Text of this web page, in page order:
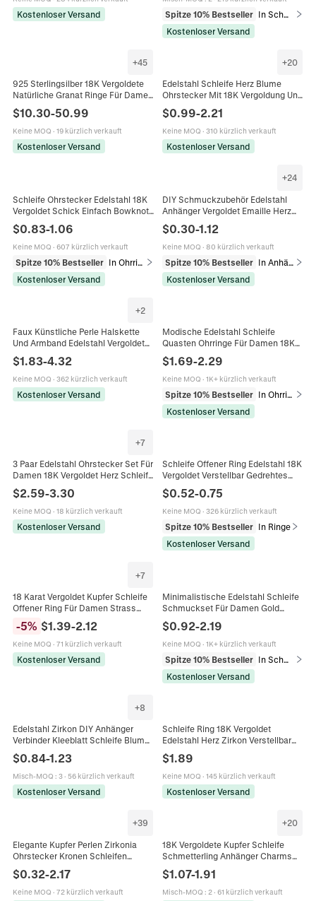
Kostenloser Versand Spitze 10% Bestseller
In Schmuckanhänger
Kostenloser Versand
+45
925 Sterlingsilber 18K Vergoldete
Natürliche Granat Ringe Für Damen
Minimalistisch Vintage Roter
Edelstein Schlange Herz
Verstellbare Ringe
$10.30-50.99
Keine MOQ · 19 kürzlich verkauft
Kostenloser Versand
+20
Edelstahl Schleife Herz Blume
Ohrstecker Mit 18K Vergoldung Und
Zirkonia Akzenten Für Frauen Mode
Trendiger Schmuck
$0.99-2.21
Keine MOQ · 310 kürzlich verkauft
Kostenloser Versand
Schleife Ohrstecker Edelstahl 18K
Vergoldet Schick Einfach Bowknot
Minimalistisch Stil
$0.83-1.06
Keine MOQ · 607 kürzlich verkauft
Spitze 10% Bestseller
In Ohrringe
Kostenloser Versand
+24
DIY Schmuckzubehör Edelstahl
Anhänger Vergoldet Emaille Herz
Für Halsketten Damen
$0.30-1.12
Keine MOQ · 80 kürzlich verkauft
Spitze 10% Bestseller
Kostenloser Versand
+2
Faux Künstliche Perle Halskette
Und Armband Edelstahl Vergoldet
Muschel Seestern Schleife Herz
Anhänger OT Verschluss Schmuck
Damen
$1.83-4.32
Keine MOQ · 362 kürzlich verkauft
Kostenloser Versand
Modische Edelstahl Schleife
Quasten Ohrringe Für Damen 18K
Vergoldet Schlangenkette Drop
Dangle Minimalistisch Pendeln
Schmuck
$1.69-2.29
Keine MOQ · 1K+ kürzlich verkauft
Spitze 10% Bestseller
In Ohrringe
Kostenloser Versand
+7
3 Paar Edelstahl Ohrstecker Set Für
Damen 18K Vergoldet Herz Schleife
Blume Künstliche Perle Zirkonia
Schmuck
$2.59-3.30
Keine MOQ · 18 kürzlich verkauft
Kostenloser Versand
Schleife Offener Ring Edelstahl 18K
Vergoldet Verstellbar Gedrehtes
Band Minimalistisch Süß
Modeschmuck Für Damen
$0.52-0.75
Keine MOQ · 326 kürzlich verkauft
Spitze 10% Bestseller In Ringe
Kostenloser Versand
+7
18 Karat Vergoldet Kupfer Schleife
Offener Ring Für Damen Strass
Eingelegt Verstellbar Funkelnd
Schmetterlingsknoten Mode
Fingerschmuck
-5% $1.39-2.12
Keine MOQ · 71 kürzlich verkauft
Kostenloser Versand
Minimalistische Edelstahl Schleife
Schmuckset Für Damen Gold
Silber Vergoldet Halskette Und
Ohrringe Mode Zarte Schleifen
Schmuck
$0.92-2.19
Keine MOQ · 1K+ kürzlich verkauft
Spitze 10% Bestseller
In Schmucksets
Kostenloser Versand
+8
Edelstahl Zirkon DIY Anhänger
Verbinder Kleeblatt Schleife Blume
Kreuz Für Schmuckherstellung
Basteln Gold Schwarz Weiß
$0.84-1.23
Misch-MOQ : 3· 56 kürzlich verkauft
Kostenloser Versand
Schleife Ring 18K Vergoldet
Edelstahl Herz Zirkon Verstellbar
Offen Trendiger Schmuck Damen
$1.89
Keine MOQ · 145 kürzlich verkauft
Kostenloser Versand
+39
Elegante Kupfer Perlen Zirkonia
Ohrstecker Kronen Schleifen
Schmuck Geschenk Platin
Roségold Überzogen
$0.32-2.17
Keine MOQ · 72 kürzlich verkauft
+20
18K Vergoldete Kupfer Schleife
Schmetterling Anhänger Charms
Halskette Schmuckherstellung
$1.07-1.91
Misch-MOQ : 2· 61 kürzlich verkauft